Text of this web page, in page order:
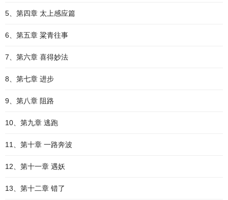
5、第四章 太上感应篇
6、第五章 粱青往事
7、第六章 喜得妙法
8、第七章 进步
9、第八章 阻路
10、第九章 逃跑
11、第十章 一路奔波
12、第十一章 遇妖
13、第十二章 错了